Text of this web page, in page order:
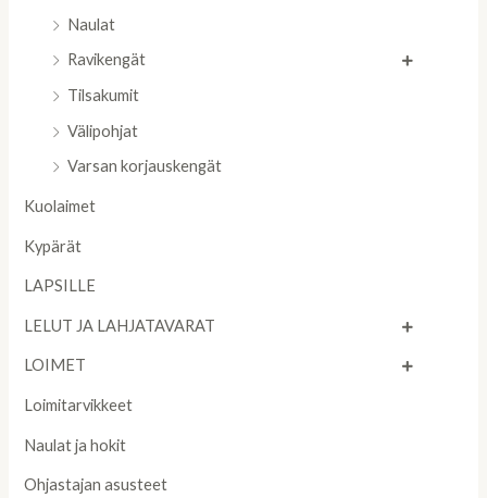
Naulat
Ravikengät
Tilsakumit
Välipohjat
Varsan korjauskengät
Kuolaimet
Kypärät
LAPSILLE
LELUT JA LAHJATAVARAT
LOIMET
Loimitarvikkeet
Naulat ja hokit
Ohjastajan asusteet